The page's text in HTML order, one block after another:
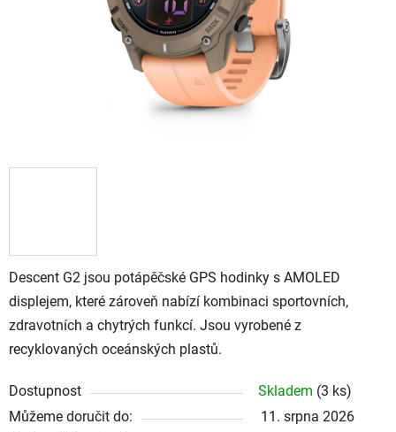
Descent G2 jsou potápěčské GPS hodinky s AMOLED
displejem, které zároveň nabízí kombinaci sportovních,
zdravotních a chytrých funkcí. Jsou vyrobené z
recyklovaných oceánských plastů.
Dostupnost Skladem (3 ks)
Můžeme doručit do:
11. srpna 2026